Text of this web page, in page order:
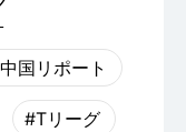
国リポート
#Tリーグ